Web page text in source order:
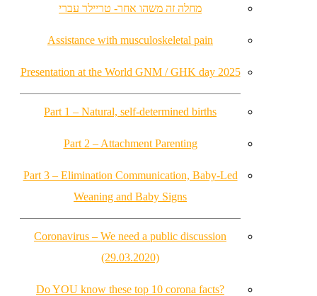
מחלה זה משהו אחר- טריילר עברי
Assistance with musculoskeletal pain
Presentation at the World GNM / GHK day 2025
Part 1 – Natural, self-determined births
Part 2 – Attachment Parenting
Part 3 – Elimination Communication, Baby-Led
Weaning and Baby Signs
Coronavirus – We need a public discussion
(29.03.2020)
Do YOU know these top 10 corona facts?